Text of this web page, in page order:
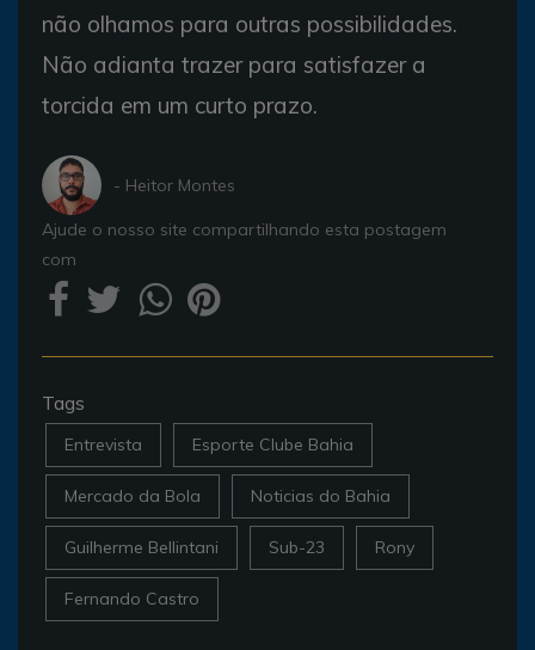
não olhamos para outras possibilidades.
Não adianta trazer para satisfazer a
torcida em um curto prazo.
- Heitor Montes
Ajude o nosso site compartilhando esta postagem
com
Tags
Entrevista Esporte Clube Bahia
Mercado da Bola Noticias do Bahia
Guilherme Bellintani Sub-23 Rony
Fernando Castro